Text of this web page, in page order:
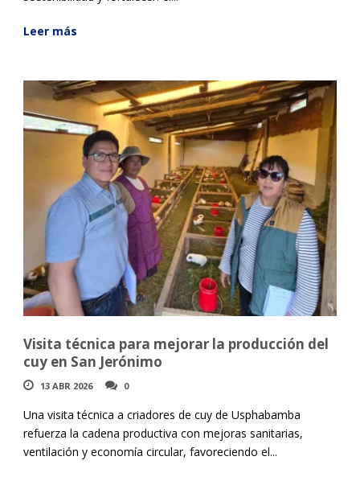
Leer más
Visita técnica para mejorar la producción del
cuy en San Jerónimo
13 ABR 2026 0
Una visita técnica a criadores de cuy de Usphabamba
refuerza la cadena productiva con mejoras sanitarias,
ventilación y economía circular, favoreciendo el...